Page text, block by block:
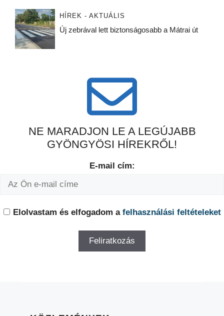
HÍREK - AKTUÁLIS
Új zebrával lett biztonságosabb a Mátrai út
NE MARADJON LE A LEGÚJABB
GYÖNGYÖSI HÍREKRŐL!
E-mail cím:
Elolvastam és elfogadom a felhasználási feltételeket